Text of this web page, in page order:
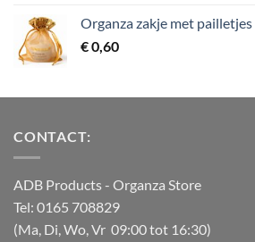
tot
Organza zakje met
€0,60
CONTACT:
ADB Products- Organza Store
Tel: 0165 708829
(Ma, Di, Wo, Vr 09:00 tot 16:30)